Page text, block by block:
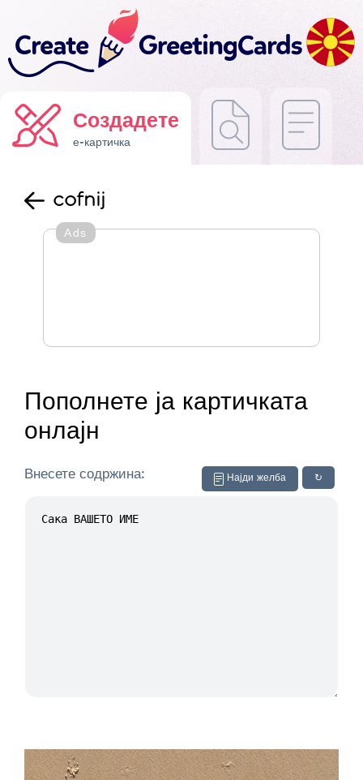
Создадете
е-картичка
cofnij
Ads
Пополнете ја картичката
онлајн
↻
Најди желба
Внесете содржина: